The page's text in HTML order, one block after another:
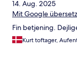
14. Aug. 2025
Mit Google
Fin betjening.
Kurt toftager,